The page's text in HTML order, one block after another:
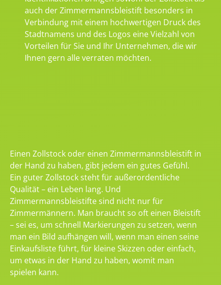
auch der Zimmermannsbleistift besonders in
Verbindung mit einem hochwertigen Druck des
Stadtnamens und des Logos eine Vielzahl von
Vorteilen für Sie und Ihr Unternehmen, die wir
Ihnen gern alle verraten möchten.
Einen Zollstock oder einen Zimmermannsbleistift in
der Hand zu haben, gibt jedem ein gutes Gefühl.
Ein guter Zollstock steht für außerordentliche
Qualität – ein Leben lang. Und
Zimmermannsbleistifte sind nicht nur für
Zimmermännern. Man braucht so oft einen Bleistift
– sei es, um schnell Markierungen zu setzen, wenn
man ein Bild aufhängen will, wenn man einen seine
Einkaufsliste führt, für kleine Skizzen oder einfach,
um etwas in der Hand zu haben, womit man
spielen kann.